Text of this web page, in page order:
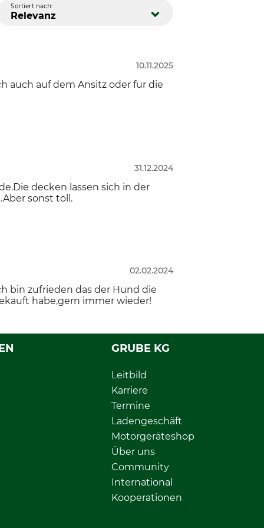
Sortiert nach:
Relevanz
10.11.2025
auch auf dem Ansitz oder für die
31.12.2024
decken lassen sich in der
sonst toll.
02.02.2024
bin zufrieden das der Hund die
habe,gern immer wieder!
GRUBE KG
Leitbild
Karriere
Termine
Ladengeschäft
Motorgeräteshop
Über uns
Community
International
Kooperationen